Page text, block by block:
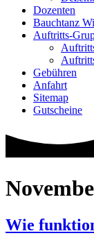
Dozenten
Bauchtanz
Auftritts-
Gebühren
Anfahrt
Sitemap
Gutscheine
Wie